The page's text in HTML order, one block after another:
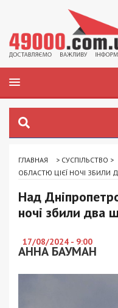
ГЛАВНАЯ > СУСПІЛЬСТВО >
ОБЛАСТЮ ЦІЄЇ НОЧІ ЗБИЛИ
Над
ночі збили два
17/08/2024 - 9:00
АННА БАУМАН